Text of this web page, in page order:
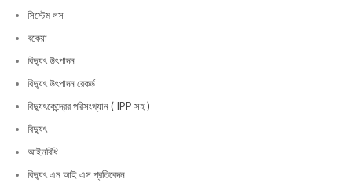
সিস্টেম লস
বকেয়া
বিদ্যুৎ উৎপাদন
বিদ্যুৎ উৎপাদন রেকর্ড
বিদ্যুৎকেন্দ্রের পরিসংখ্যান ( IPP সহ )
বিদ্যুৎ
আইনবিধি
বিদ্যুৎ এম আই এস প্রতিবেদন